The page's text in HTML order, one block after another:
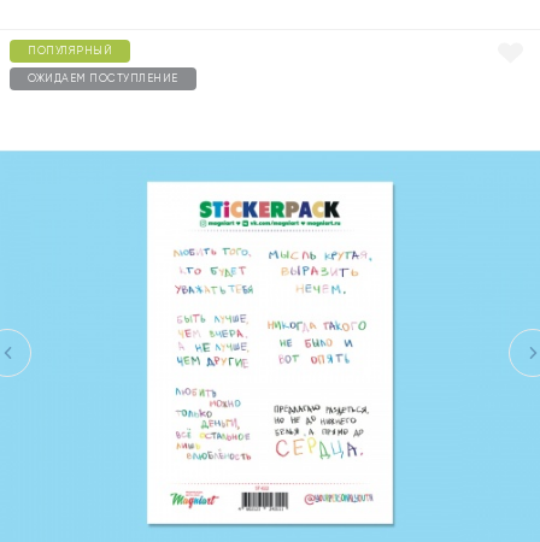
ПОПУЛЯРНЫЙ
ОЖИДАЕМ ПОСТУПЛЕНИЕ